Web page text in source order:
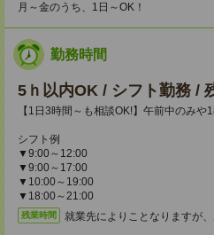
月～金のうち、1日～OK！
勤務時間
5ｈ以内OK / シフト勤務 /
【1日3時間～も相談OK!】午前中のみや
シフト例
▼9:00～12:00
▼9:00～17:00
▼10:00～19:00
▼18:00～21:00
残業時間 就業先によりことなりますが